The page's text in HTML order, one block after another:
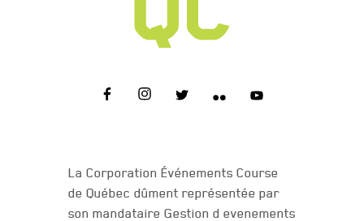
La Corporation Événements Course
de Québec dûment représentée par
son mandataire Gestion d evenements